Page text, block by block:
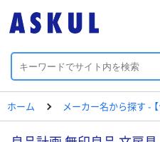
ホーム メーカー名から探す - 【